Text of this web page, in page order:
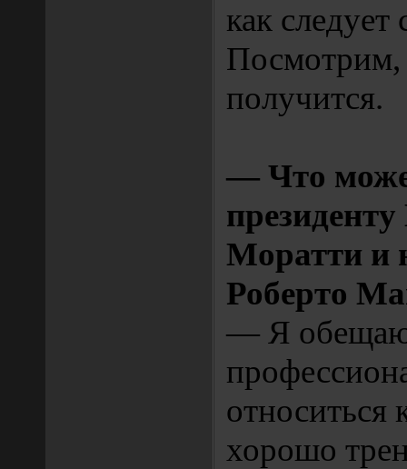
как следует
Посмотрим,
получится.
— Что
Моратти и
Роберто
— Я
относиться
хорошо